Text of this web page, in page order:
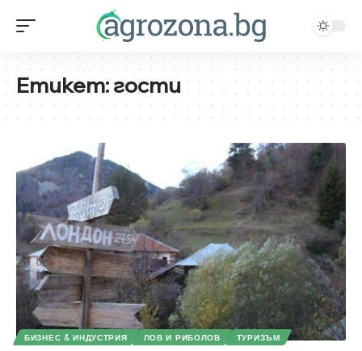
Етикет:гости
БИЗНЕС & ИНДУСТРИЯ ЛОВ И РИБОЛОВ ТУРИЗЪМ